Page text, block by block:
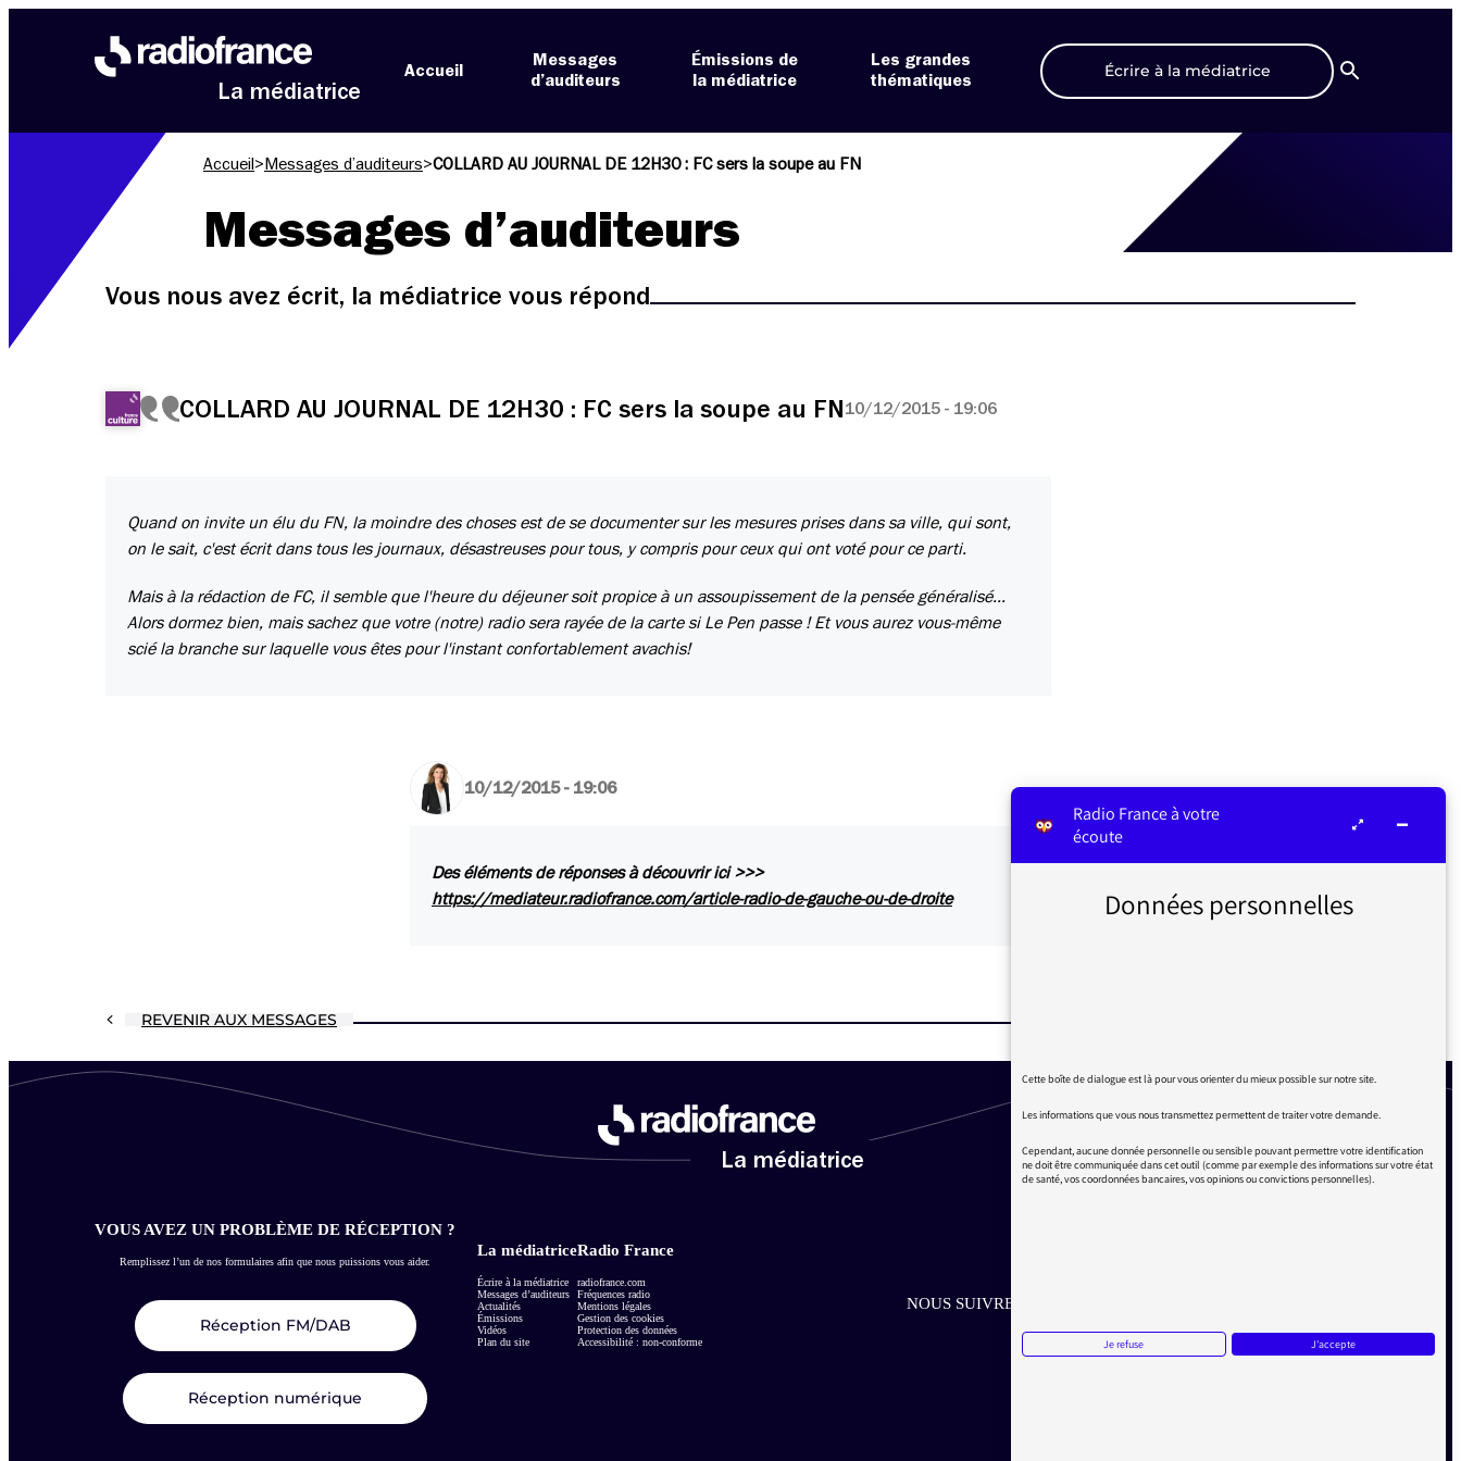
La médiatrice
Accueil
Messages
d’auditeurs
Émissions de
la médiatrice
Les grandes
thématiques
Écrire à la médiatrice
Recherche
Accueil > Messages d’auditeurs>COLLARD AU JOURNAL DE 12H30 : FC sers la soupe au FN
Messages d’auditeurs
Vous nous avez écrit, la médiatrice vous répond
COLLARD AU JOURNAL DE 12H30 : FC sers la soupe au FN10/12/2015 - 19:06
Quand on invite un élu du FN, la moindre des choses est de se documenter sur les mesures prises dans sa ville, qui sont,
on le sait, c'est écrit dans tous les journaux, désastreuses pour tous, y compris pour ceux qui ont voté pour ce parti.
Mais à la rédaction de FC, il semble que l'heure du déjeuner soit propice à un assoupissement de la pensée généralisé...
Alors dormez bien, mais sachez que votre (notre) radio sera rayée de la carte si Le Pen passe ! Et vous aurez vous-même
scié la branche sur laquelle vous êtes pour l'instant confortablement avachis!
10/12/2015 - 19:06
Des éléments de réponses à découvrir ici >>>
https://mediateur.radiofrance.com/article-radio-de-gauche-ou-de-droite
REVENIR AUX MESSAGES
La médiatrice
VOUS AVEZ UN PROBLÈME DE RÉCEPTION ?
Remplissez l’un de nos formulaires afin que nous puissions vous aider.
Réception FM/DAB
Réception numérique
La médiatrice
Écrire à la médiatrice
Messages d’auditeurs
Actualités
Émissions
Vidéos
Plan du site
Radio France
radiofrance.com
Fréquences radio
Mentions légales
Gestion des cookies
Protection des données
Accessibilité : non-conforme
NOUS SUIVRE SUR LES RÉSEAUX
Aller sur la page Facebook de la Médiatrice
Aller sur la page Twitter de la Médiatrice
Aller sur la page Instagram de la Médiatrice
Radio France à votre
écoute
Données personnelles
Cette boîte de dialogue est là pour vous orienter du mieux possible sur notre site.
Les informations que vous nous transmettez permettent de traiter votre demande.
Cependant, aucune donnée personnelle ou sensible pouvant permettre votre identification
ne doit être communiquée dans cet outil (comme par exemple des informations sur votre état
de santé, vos coordonnées bancaires, vos opinions ou convictions personnelles).
Je refuse J'accepte